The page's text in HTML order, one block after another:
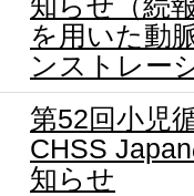
を用いた動
ンストレー
第52回小児
CHSS
知らせ